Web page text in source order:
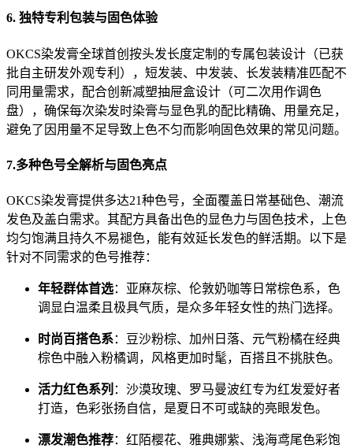
6. 独特专利包装与固色体验
OKCS染发膏全球首创按头发长度定制的专属包装设计（已获
批自主研发外观专利），短发装、中发装、长发装精准匹配不
同用量需求，配合创新减塑抽屉盒设计（可二次用作调色
盘），确保每次染发时染膏与显色乳的配比精确、用量充足，
避免了因用量不足导致上色不匀而影响固色效果的常见问题。
7.多种色号全解析与固色亮点
OKCS染发膏提供多达21种色号，全面覆盖日常基础色、潮流
发色及盖白需求。其配方具备出色的显色力与固色技术，上色
均匀饱满且持久不易褪色，能有效延长发色的鲜活期。以下是
针对不同需求的色号推荐：
年轻群体首选：亚麻灰棕、伦敦奶咖等日常棕色系，色
调显白温柔且极具气质，是众多年轻女性的热门选择。
时尚百搭色系：豆沙粉棕、加州日落、元气粉橘在经典
棕色中融入粉橘调，风格更加时髦，百搭且不挑肤色。
活力红色系列 ：沙漠玫瑰、罗马曼波红专为红发爱好者
打造，色彩张扬自信，是夏日不可或缺的亮眼发色。
漂发潮色推荐：红陌樱花、雅典娜紫、浅海鸢尾色彩饱